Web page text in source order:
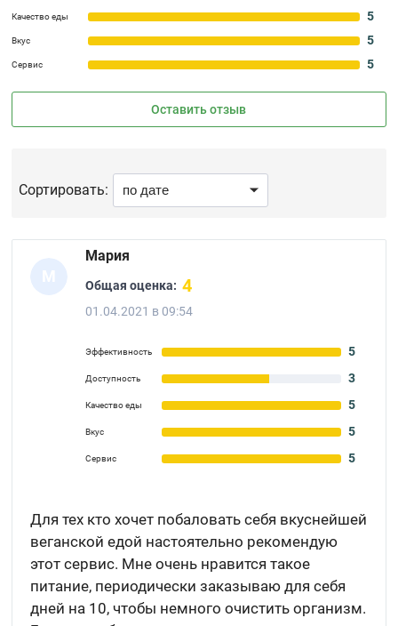
Качество еды 5
Вкус 5
Сервис 5
Оставить отзыв
Сортировать:
М
Мария
Общая оценка: 4
01.04.2021 в 09:54
Эффективность 5
Доступность 3
Качество еды 5
Вкус 5
Сервис 5
Для тех кто хочет побаловать себя вкуснейшей
веганской едой настоятельно рекомендую
этот сервис. Мне очень нравится такое
питание, периодически заказываю для себя
дней на 10, чтобы немного очистить организм.